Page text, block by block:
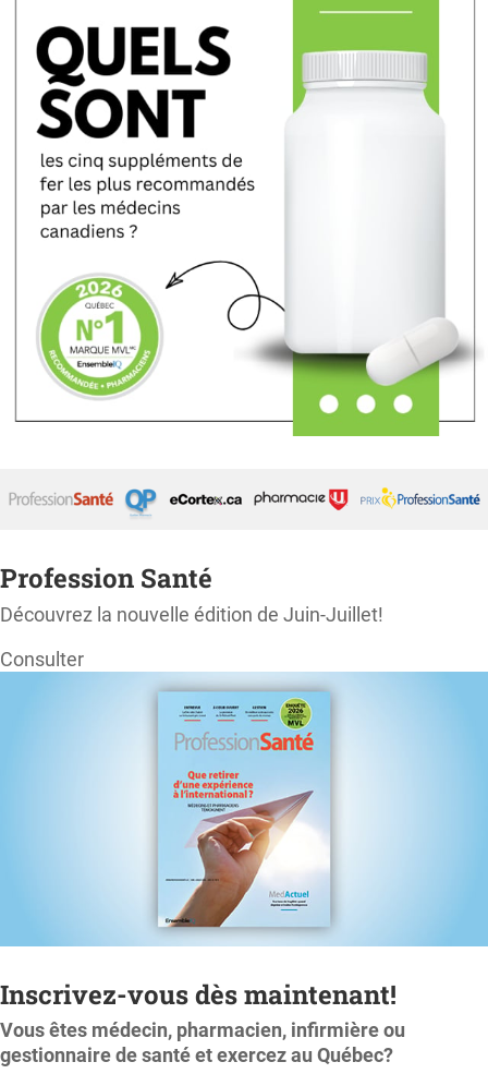
Profession Santé
Découvrez la nouvelle édition de Juin-Juillet!
Consulter
Inscrivez-vous dès maintenant!
Vous êtes médecin, pharmacien, infirmière ou
gestionnaire de santé et exercez au Québec?